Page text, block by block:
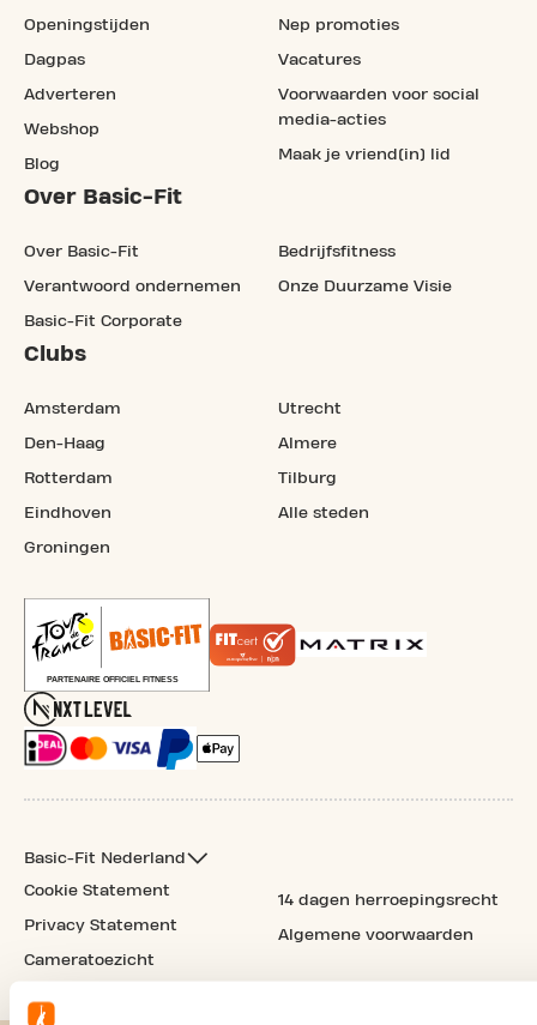
Openingstijden
Dagpas
Adverteren
Webshop
Blog
Nep promoties
Vacatures
Voorwaarden voor social
media-acties
Maak je vriend(in) lid
Over Basic-Fit
Over Basic-Fit
Verantwoord ondernemen
Basic-Fit Corporate
Bedrijfsfitness
Onze Duurzame Visie
Clubs
Amsterdam
Den-Haag
Rotterdam
Eindhoven
Groningen
Utrecht
Almere
Tilburg
Alle steden
Basic-Fit Nederland
Cookie Statement
Privacy Statement
Cameratoezicht
14 dagen herroepingsrecht
Algemene voorwaarden